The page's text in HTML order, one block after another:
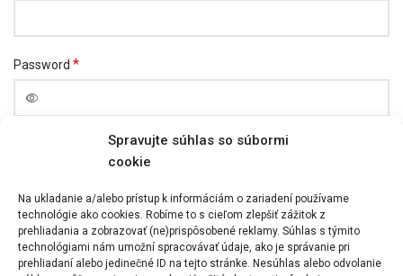
Spravujte súhlas so súbormi
cookie
Na ukladanie a/alebo prístup k informáciám o zariadení používame
technológie ako cookies. Robíme to s cieľom zlepšiť zážitok z
prehliadania a zobrazovať (ne)prispôsobené reklamy. Súhlas s týmito
technológiami nám umožní spracovávať údaje, ako je správanie pri
prehliadaní alebo jedinečné ID na tejto stránke. Nesúhlas alebo odvolanie
Password *
OR